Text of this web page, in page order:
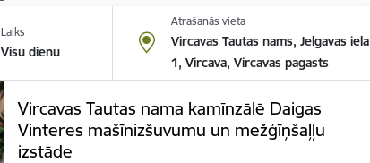
Laiks
Visu dienu
Atrašanās vieta
Vircavas Tautas nams, Jelgavas iela
1, Vircava, Vircavas pagasts
Vircavas Tautas nama kamīnzālē Daigas
Vinteres mašīnizšuvumu un mežģīņšaļļu
izstāde